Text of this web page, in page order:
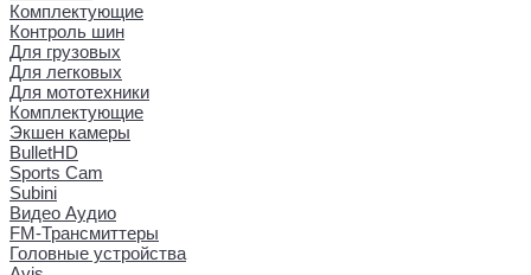
Комплектующие
Контроль шин
Для грузовых
Для легковых
Для мототехники
Комплектующие
Экшен камеры
BulletHD
Sports Cam
Subini
Видео Аудио
FM-Трансмиттеры
Головные устройства